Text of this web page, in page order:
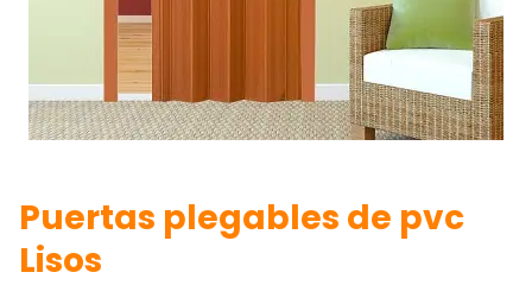
Puertas plegables de pvc
Lisos